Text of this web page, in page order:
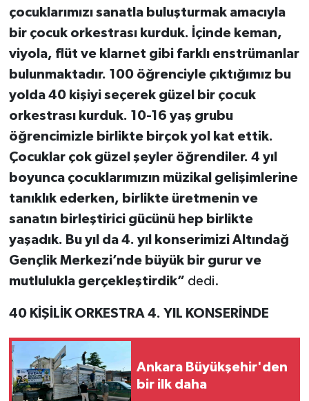
çocuklarımızı sanatla buluşturmak amacıyla
bir çocuk orkestrası kurduk. İçinde keman,
viyola, flüt ve klarnet gibi farklı enstrümanlar
bulunmaktadır. 100 öğrenciyle çıktığımız bu
yolda 40 kişiyi seçerek güzel bir çocuk
orkestrası kurduk. 10-16 yaş grubu
öğrencimizle birlikte birçok yol kat ettik.
Çocuklar çok güzel şeyler öğrendiler. 4 yıl
boyunca çocuklarımızın müzikal gelişimlerine
tanıklık ederken, birlikte üretmenin ve
sanatın birleştirici gücünü hep birlikte
yaşadık. Bu yıl da 4. yıl konserimizi Altındağ
Gençlik Merkezi’nde büyük bir gurur ve
mutlulukla gerçekleştirdik” dedi.
40 KİŞİLİK ORKESTRA 4. YIL KONSERİNDE
Ankara Büyükşehir'den
bir ilk daha